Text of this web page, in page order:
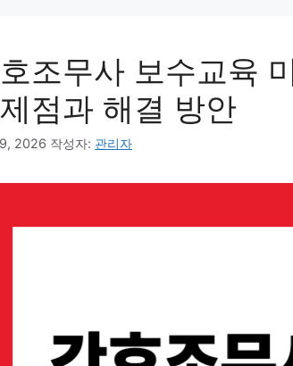
조무사 보수교육
점과 해결 방안
2026 작성자: 관리자